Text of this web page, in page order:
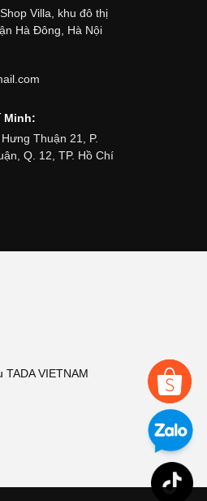
Villa, khu đô thị
Hà Đông, Hà Nội
Minh:
Thuận 21, P.
Q. 12, TP. Hồ Chí
VIETNAM